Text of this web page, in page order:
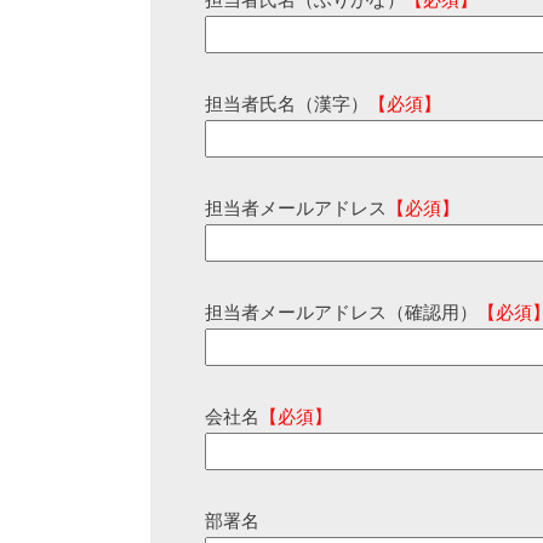
担当者氏名（漢字） 【必須】
担当者メールアドレス 【必須】
担当者メールアドレス（確認用） 【必須
会社名 【必須】
部署名